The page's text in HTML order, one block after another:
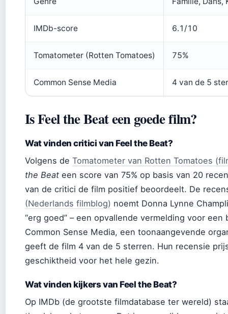
IMDb-score 6.1/10
Tomatometer (Rotten Tomatoes) 75%
Common Sense Media 4 van de 5
Is Feel the Beat een goede film?
Wat vinden critici van Feel the Beat?
Volgens de Tomatometer van Rotten Tomatoes
the Beat een score van 75% op basis van 20
van de critici de film positief beoordeelt. De
(Nederlands filmblog) noemt Donna Lynne
“erg goed” – een opvallende vermelding voor een
Common Sense Media, een toonaangevende
geeft de film 4 van de 5 sterren. Hun recensie
geschiktheid voor het hele gezin.
Wat vinden kijkers van Feel the Beat?
Op IMDb (de grootste filmdatabase ter wereld)